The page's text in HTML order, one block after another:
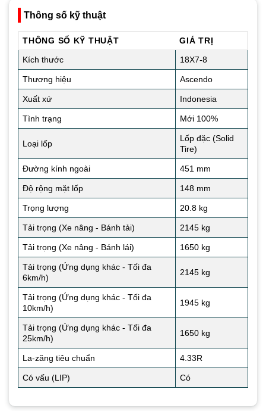
Thông số kỹ thuật
THÔNG SỐ KỸ THUẬT
GIÁ TRỊ
Kích thước
18X7-8
Thương hiệu Ascendo
Xuất xứ Indonesia
Tình trạng Mới 100%
Loại lốp
Lốp đặc (Solid
Tire)
Đường kính ngoài 451 mm
Độ rộng mặt lốp 148 mm
Trọng lượng 20.8 kg
Tải trọng (Xe nâng - Bánh tải) 2145 kg
Tải trọng (Xe nâng - Bánh lái) 1650 kg
Tải trọng (Ứng dụng khác - Tối đa
6km/h)
2145 kg
Tải trọng (Ứng dụng khác - Tối đa
10km/h)
1945 kg
Tải trọng (Ứng dụng khác - Tối đa
25km/h)
1650 kg
La-zăng tiêu chuẩn 4.33R
Có vấu (LIP) Có